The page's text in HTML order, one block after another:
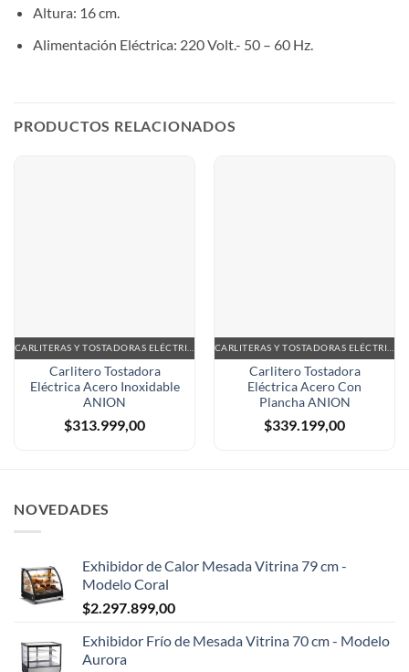
Altura: 16 cm.
Alimentación Eléctrica: 220 Volt.- 50 – 60 Hz.
PRODUCTOS RELACIONADOS
Carlitero Tostadora
Eléctrica Acero Inoxidable
ANION
$313.999,00
Carlitero Tostadora
Eléctrica Acero Con
Plancha ANION
$339.199,00
NOVEDADES
Exhibidor de Calor Mesada Vitrina 79 cm -
Modelo Coral
$2.297.899,00
Exhibidor Frío de Mesada Vitrina 70 cm - Modelo
Aurora